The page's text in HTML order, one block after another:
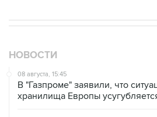
НОВОСТИ
08 августа, 15:45
В "Газпроме" заявили, что
хранилища Европы